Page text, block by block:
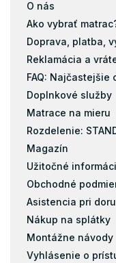
O nás
Ako vybrať
Doprava, platba,
Reklamácia a
FAQ:
Doplnkové služby
Matrace na mieru
Rozdelenie:
Magazín
Užitočné
Obchodné
Asistencia pri
Nákup na splátky
Montážne návody
Vyhlásenie o